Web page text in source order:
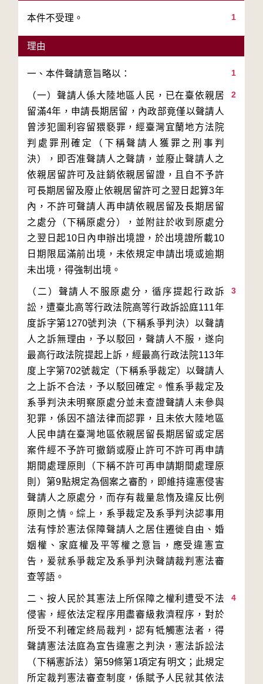
1
本件不受理。
理由
1
2
（一）聲請人係大陸地區人民，已在臺依親居
留滿4年，申請長期居留，內政部竟僅以聲請人
曾涉犯圖利容留猥褻罪，經臺灣宜蘭地方法院
判處罪刑確定（下稱聲請人獲罪之刑事判
決），即否准聲請人之聲請，並廢止聲請人之
依親居留許可及註銷依親居留證，且自不予許
可長期居留及廢止依親居留許可之翌日起算3年
內，不許可聲請人再申請依親居留及長期居留
之處分（下稱原處分），並附註於收到原處分
之翌日起10日內申辦出境證，於出境證所載10
日期限屆滿前出境，未依規定申請出境或逾期
3
（二）聲請人不服原處分，循序提起行政訴
訟，遭臺北高等行政法院高等行政訴訟庭111年
度訴字第1270號判決（下稱系爭判決）以聲請
人之訴無理由，予以駁回，聲請人不服，遂向
最高行政法院提起上訴，經最高行政法院113年
度上字第702號裁定（下稱系爭裁定）以聲請人
之上訴不合法，予以駁回確定。惟系爭裁定及
系爭判決未明察原處分並未查證聲請人未參與
犯罪，係因不諳法律而認罪，且未依大陸地區
人民申請在臺灣地區依親居留長期居留或定居
案件經不予許可撤銷或廢止許可不許可再申請
期間處理原則（下稱不許可再申請期間處理原
則）第9點規定為個案之審酌，即維持違憲侵害
聲請人之原處分，而存有裁量怠惰及違反比例
原則之情。綜上，系爭裁定及系爭判決認事用
法有悖於憲法保障聲請人之居住遷徙自由、婚
姻權、家庭權及平等權之意旨，應受違憲宣
告，爰就系爭裁定及系爭判決聲請裁判憲法審
4
二、按人民於其憲法上所保障之權利遭受不法
侵害，經依法定程序用盡審級救濟程序，對於
所受不利確定終局裁判，認有牴觸憲法者，得
聲請憲法法庭為宣告違憲之判決，憲法訴訟法
（下稱憲訴法）第59條第1項定有明文；此規定
所定裁判憲法審查制度，係賦予人民就其依法